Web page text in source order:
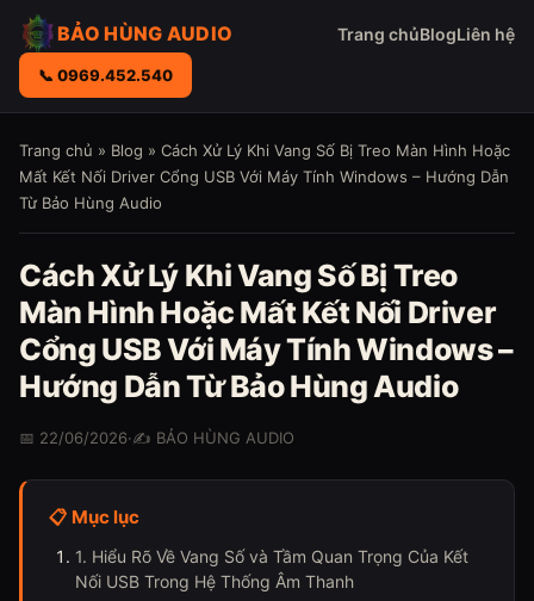
BẢO HÙNG AUDIO Trang chủBlogLiên hệ
📞 0969.452.540
Trang chủ » Blog » Cách Xử Lý Khi Vang Số Bị Treo Màn Hình Hoặc
Mất Kết Nối Driver Cổng USB Với Máy Tính Windows – Hướng Dẫn
Từ Bảo Hùng Audio
Cách Xử Lý Khi Vang Số Bị Treo
Màn Hình Hoặc Mất Kết Nối Driver
Cổng USB Với Máy Tính Windows –
Hướng Dẫn Từ Bảo Hùng Audio
📅 22/06/2026·✍️ BẢO HÙNG AUDIO
📋 Mục lục
1. Hiểu Rõ Về Vang Số và Tầm Quan Trọng Của Kết
Nối USB Trong Hệ Thống Âm Thanh